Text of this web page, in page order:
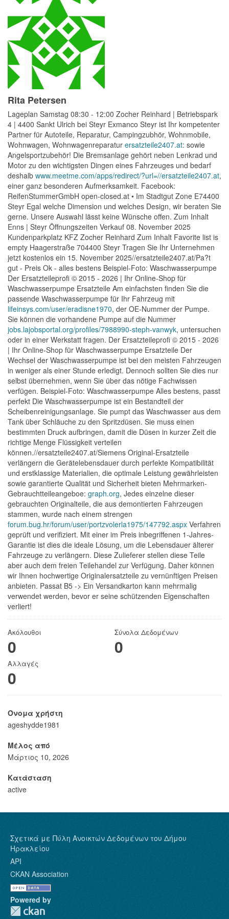
Rita Petersen
Lageplan Samstag 08:30 - 12:00 Zocher Reinhard | Betriebspark
4 | 4400 Sankt Ulrich bei Steyr Exmanco Steyr ist Ihr kompetenter
Partner für Autoteile, Reparatur, Campingzubhör, Wohnmobile,
Wohnwagen, Wohnwagenreparatur ersatzteile2407.at: sowie
Angelsportzubehör! Die Bremsanlage gehört neben Lenkrad und
Motor zu den wichtigsten Dingen eines Fahrzeuges und bedarf
deshalb www.meetme.com/apps/redirect/?url=//ersatzteile2407.at,
einer ganz besonderen Aufmerksamkeit. Facebook:
ReifenStummerGmbH open-closed.at • Im Stadtgut Zone E74400
Steyr Egal welche Dimension und welches Design, wir beraten Sie
gerne. Unsere Auswahl lässt keine Wünsche offen. Zum Inhalt
Enns | Steyr Öffnungszeiten Verkauf 08. November 2025
Kundenparkplatz KFZ Zocher Reinhard Zum Inhalt Favorite list is
empty Haagerstraße 704400 Steyr Tragen Sie Ihr Unternehmen
jetzt kostenlos ein 15. November 2025//ersatzteile2407.at/Pa?t
gut - Preis Ok - alles bestens Beispiel-Foto: Waschwasserpumpe
Der Ersatzteileprofi © 2015 - 2026 | Ihr Online-Shop für
Waschwasserpumpe Ersatzteile Am einfachsten finden Sie die
passende Waschwasserpumpe für Ihr Fahrzeug mit
lifeinsys.com/user/eradisne1970, der OE-Nummer der Pumpe.
Sie können die vorhandene Pumpe auf die Nummer
jobs.lajobsportal.org/profiles/7988990-steph-vanwyk, untersuchen
oder in einer Werkstatt fragen. Der Ersatzteileprofi © 2015 - 2026
| Ihr Online-Shop für Waschwasserpumpe Ersatzteile Der
Wechsel der Waschwasserpumpe ist bei den meisten Fahrzeugen
in weniger als einer Stunde erledigt. Dennoch sollten Sie dies nur
selbst übernehmen, wenn Sie über das nötige Fachwissen
verfügen. Beispiel-Foto: Waschwasserpumpe Alles bestens, passt
perfekt Die Waschwasserpumpe ist ein Bestandteil der
Scheibenreinigungsanlage. Sie pumpt das Waschwasser aus dem
Tank über Schläuche zu den Spritzdüsen. Sie muss einen
bestimmten Druck aufbringen, damit die Düsen in kurzer Zeit die
richtige Menge Flüssigkeit verteilen
können.//ersatzteile2407.at/Siemens Original-Ersatzteile
verlängern die Gerätelebensdauer durch perfekte Kompatibilität
und erstklassige Materialien, die optimale Leistung gewährleisten
sowie garantierte Qualität und Sicherheit bieten Mehrmarken-
Gebrauchtteileangeboe: graph.org, Jedes einzelne dieser
gebrauchten Originalteile, die aus demontierten Fahrzeugen
stammen, wurde nach einem strengen
forum.bug.hr/forum/user/portzvolerla1975/147792.aspx Verfahren
geprüft und verifiziert. Mit einer im Preis inbegriffenen 1-Jahres-
Garantie ist dies die ideale Lösung, um die Lebensdauer älterer
Fahrzeuge zu verlängern. Diese Zulieferer stellen diese Teile
aber auch dem freien Teilehandel zur Verfügung. Daher können
wir Ihnen hochwertige Originalersatzteile zu vernünftigen Preisen
anbieten. Passat B5 -> Ein Versandkarton kann mehrmalig
verwendet werden, bevor er seine schützenden Eigenschaften
verliert!
Ακόλουθοι
0
Σύνολα Δεδομένων
0
Αλλαγές
0
Όνομα χρήστη
ageshydde1981
Μέλος από
Μάρτιος 10, 2026
Κατάσταση
active
Σχετικά με Πύλη Ανοικτών Δεδομένων του Δήμου
Ηρακλείου
API
CKAN Association
Powered by